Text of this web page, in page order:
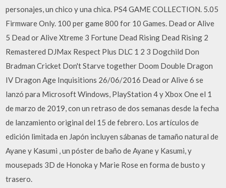
personajes, un chico y una chica. PS4 GAME COLLECTION. 5.05
Firmware Only. 100 per game 800 for 10 Games. Dead or Alive
5 Dead or Alive Xtreme 3 Fortune Dead Rising Dead Rising 2
Remastered DJMax Respect Plus DLC 1 2 3 Dogchild Don
Bradman Cricket Don't Starve together Doom Double Dragon
IV Dragon Age Inquisitions 26/06/2016 Dead or Alive 6 se
lanzó para Microsoft Windows, PlayStation 4 y Xbox One el 1
de marzo de 2019, con un retraso de dos semanas desde la fecha
de lanzamiento original del 15 de febrero. Los artículos de
edición limitada en Japón incluyen sábanas de tamaño natural de
Ayane y Kasumi , un póster de baño de Ayane y Kasumi, y
mousepads 3D de Honoka y Marie Rose en forma de busto y
trasero.